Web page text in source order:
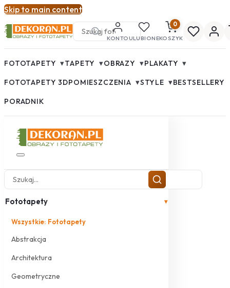
Skip to main content
KONTOULUBIONE
0
KOSZYK
FOTOTAPETY ▾TAPETY ▾OBRAZY ▾PLAKATY ▾
FOTOTAPETY 3DPOMIESZCZENIA ▾STYLE ▾BESTSELLERY
PORADNIK
Fototapety ▾
Wszystkie: Fototapety
Abstrakcja
Architektura
Geometryczne